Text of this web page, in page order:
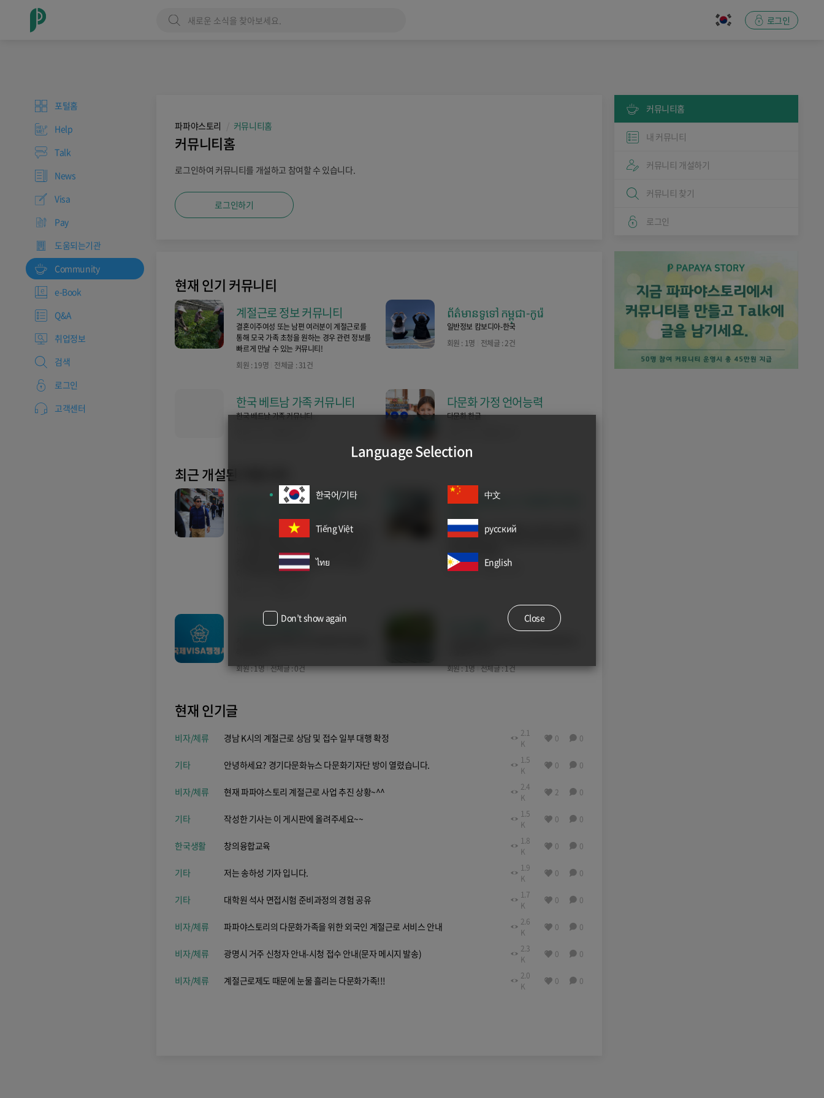
로그인
포털홈
Help
Talk
News
Visa
Pay
도움되는기관
Community
e-Book
Q&A
취업정보
검색
로그인
고객센터
파파야스토리 커뮤니티홈
커뮤니티홈
로그인하여 커뮤니티를 개설하고 참여할 수 있습니다.
로그인하기
현재 인기 커뮤니티
계절근로 정보 커뮤니티
결혼이주여성 또는 남편 여러분이 계절근로를
통해 모국 가족 초청을 원하는 경우 관련 정보를
빠르게 만날 수 있는 커뮤니티!
회원 : 19명 전체글 : 31건
ព័ត៌មានទូទៅ កម្ពុជា-កូរ៉េ
일반정보 캄보디아-한국
회원 : 1명
전체글 : 2건
한국 베트남 가족 커뮤니티
한국 베트남 가족 커뮤니티
다문화 가정 언어능력
다문화 한글
최근 개설된 커뮤니티
외국인 친구들 학교생활 부터
취업 그리고 영주까지~
대지행정사에서 취업과 유학업무를 담당하고 있
는 이광국 팀장입니다. 외국인 친구들이 알고 있
는 일반적인 정보외에 잘 알지못하는 학교나 직
장내에서의 어려움에 대해 알려드리고 있습니
다. 무엇이든 물어보세요~
경기다문화뉴스 다문화기자단
(부천)
지역사회에서 기자로 활동하는 결혼이민자들의
모임. 다문화 관련 기사를 다국어로 작성하고 한
글 실력을 배양해요.
회원 : 5명
전체글 : 16건
국제VISA행정사
회원 : 1명 전체글 : 0건
회원 : 1명 전체글 : 1건
현재 인기글
비자/체류 경남 K시의 계절근로 상담 및 접수 일부 대행 확정
2.1
K
0 0
기타 안녕하세요? 경기다문화뉴스 다문화기자단 방이 열렸습니다.
1.5
K
0 0
비자/체류 현재 파파야스토리 계절근로 사업 추진 상황~^^
2.4
K
2 0
기타 작성한 기사는 이 게시판에 올려주세요~~
1.5
K
0 0
한국생활 창의융합교육
1.8
K
0 0
기타 저는 송하성 기자 입니다.
1.9
K
0 0
기타 대학원 석사 면접시험 준비과정의 경험 공유
1.7
K
0 0
비자/체류 파파야스토리의 다문화가족을 위한 외국인 계절근로 서비스 안내
2.6
K
0 0
비자/체류 광명시 거주 신청자 안내-시청 접수 안내(문자 메시지 발송)
2.3
K
0 0
비자/체류 계절근로제도 때문에 눈물 흘리는 다문화가족!!!
2.0
K
0 0
커뮤니티홈
내 커뮤니티
커뮤니티 개설하기
커뮤니티 찾기
로그인
Language Selection
한국어/기타 中文
Tiếng Việt русский
ไทย English
Don’t show again Close